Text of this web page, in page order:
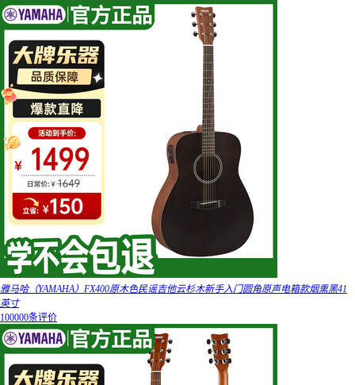
雅马哈（YAMAHA）FX400原木色民谣吉他云杉木新手入门圆角原声电箱款烟熏黑41
英寸
100000条评价